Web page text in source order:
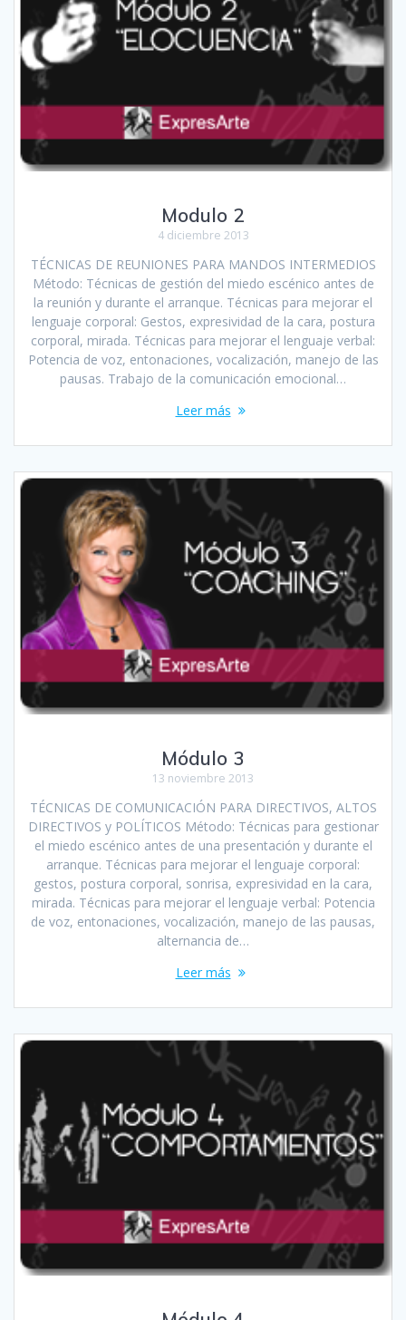
Modulo 2
4 diciembre 2013
TÉCNICAS DE REUNIONES PARA MANDOS INTERMEDIOS
Método: Técnicas de gestión del miedo escénico antes de
la reunión y durante el arranque. Técnicas para mejorar el
lenguaje corporal: Gestos, expresividad de la cara, postura
corporal, mirada. Técnicas para mejorar el lenguaje verbal:
Potencia de voz, entonaciones, vocalización, manejo de las
pausas. Trabajo de la comunicación emocional…
Leer más
Módulo 3
13 noviembre 2013
TÉCNICAS DE COMUNICACIÓN PARA DIRECTIVOS, ALTOS
DIRECTIVOS y POLÍTICOS Método: Técnicas para gestionar
el miedo escénico antes de una presentación y durante el
arranque. Técnicas para mejorar el lenguaje corporal:
gestos, postura corporal, sonrisa, expresividad en la cara,
mirada. Técnicas para mejorar el lenguaje verbal: Potencia
de voz, entonaciones, vocalización, manejo de las pausas,
alternancia de…
Leer más